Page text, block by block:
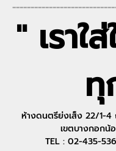
" เราใ
ห้างดนตรีย่งเส็ง 22/1-
เขตบางกอกน้
TEL : 02-435-